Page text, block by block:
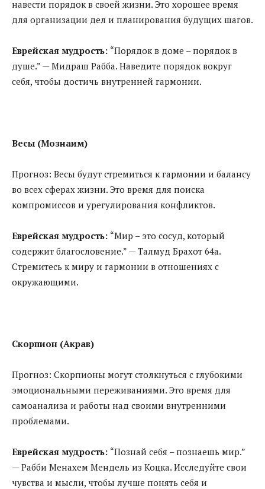
навести порядок в своей жизни. Это хорошее время
для организации дел и планирования будущих шагов.
Еврейская мудрость: “Порядок в доме – порядок в
душе.” — Мидраш Рабба. Наведите порядок вокруг
себя, чтобы достичь внутренней гармонии.
Весы (Мознаим)
Прогноз: Весы будут стремиться к гармонии и балансу
во всех сферах жизни. Это время для поиска
компромиссов и урегулирования конфликтов.
Еврейская мудрость: “Мир – это сосуд, который
содержит благословение.” — Талмуд Брахот 64a.
Стремитесь к миру и гармонии в отношениях с
окружающими.
Скорпион (Акрав)
Прогноз: Скорпионы могут столкнуться с глубокими
эмоциональными переживаниями. Это время для
самоанализа и работы над своими внутренними
проблемами.
Еврейская мудрость: “Познай себя – познаешь мир.”
— Рабби Менахем Мендель из Коцка. Исследуйте свои
чувства и мысли, чтобы лучше понять себя и